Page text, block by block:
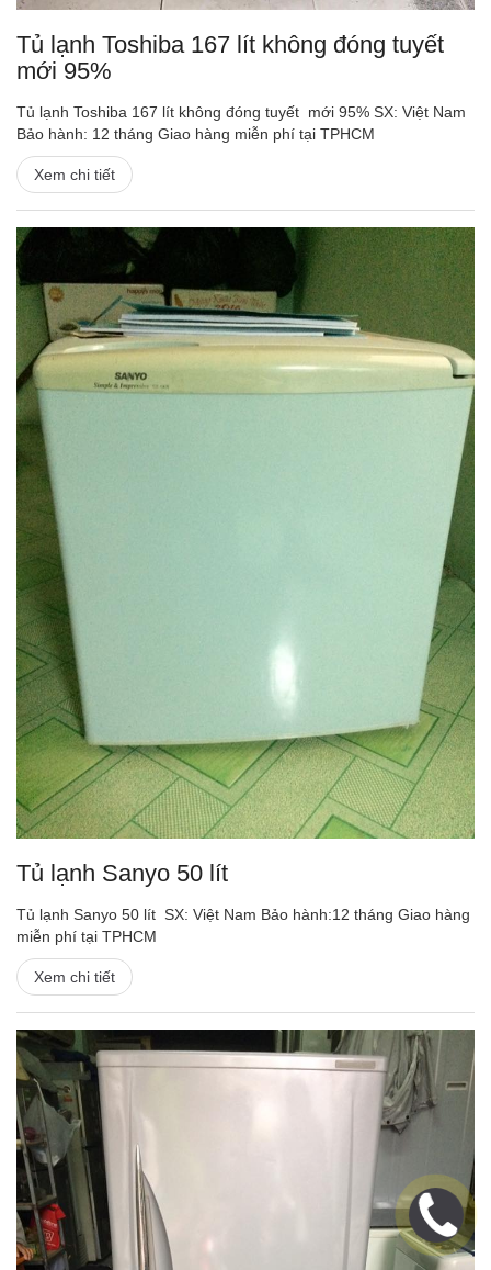
Tủ lạnh Toshiba 167 lít không đóng tuyết
mới 95%
Tủ lạnh Toshiba 167 lít không đóng tuyết mới 95% SX: Việt Nam
Bảo hành: 12 tháng Giao hàng miễn phí tại TPHCM
Xem chi tiết
Tủ lạnh Sanyo 50 lít
Tủ lạnh Sanyo 50 lít SX: Việt Nam Bảo hành:12 tháng Giao hàng
miễn phí tại TPHCM
Xem chi tiết